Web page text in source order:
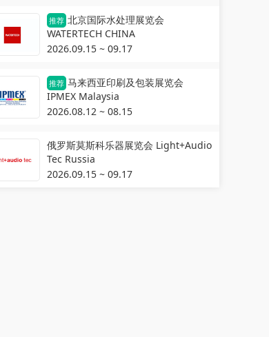
推荐 北京国际水处理展览会
WATERTECH CHINA
2026.09.15 ~ 09.17
推荐 马来西亚印刷及包装展览会
IPMEX Malaysia
2026.08.12 ~ 08.15
俄罗斯莫斯科乐器展览会 Light+Audio
Tec Russia
2026.09.15 ~ 09.17